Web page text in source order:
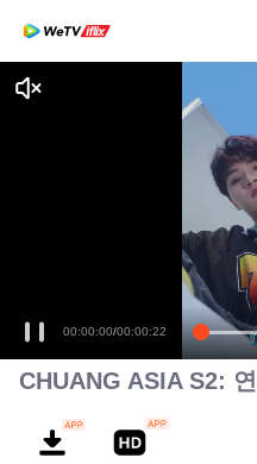
CHUANG ASIA S2: